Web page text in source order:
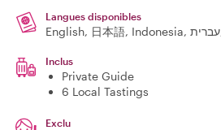
Langues disponibles
Inclus
Private Guide
6 Local Tastings
Exclu